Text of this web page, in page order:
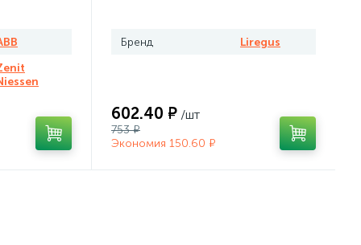
Бренд Liregus
602.40 ₽ /шт
753 ₽
Экономия 150.60 ₽